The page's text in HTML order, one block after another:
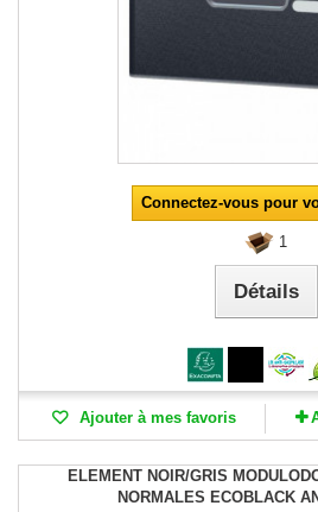
Connectez-vous pour
1
Détails
Ajouter à mes favoris
ELEMENT NOIR/GRIS
NORMALES ECOBLACK